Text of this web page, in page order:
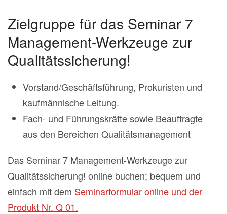
Zielgruppe für das Seminar 7
Management-Werkzeuge zur
Qualitätssicherung!
Vorstand/Geschäftsführung, Prokuristen und
kaufmännische Leitung.
Fach- und Führungskräfte sowie Beauftragte
aus den Bereichen Qualitätsmanagement
Das Seminar 7 Management-Werkzeuge zur
Qualitätssicherung! online buchen; bequem und
einfach mit dem Seminarformular online und der
Produkt Nr. Q 01.